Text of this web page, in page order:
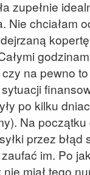
zupełnie
Nie chciałam
na pewno
po kilku
Na początku
przez błąd
im. Po
miał tego